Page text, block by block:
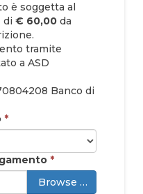
è soggetta al
di € 60,00da
tramite
a ASD
Banco di
*
*
Browse …